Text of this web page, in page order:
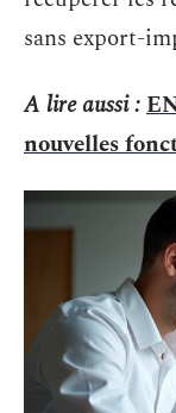
sans export-
A lire aussi :
nouvelles